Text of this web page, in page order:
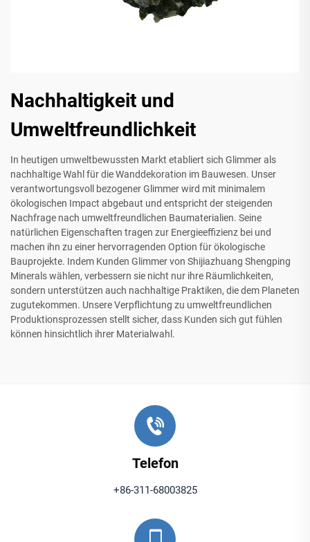
Nachhaltigkeit und
Umweltfreundlichkeit
In heutigen umweltbewussten Markt etabliert sich Glimmer als
nachhaltige Wahl für die Wanddekoration im Bauwesen. Unser
verantwortungsvoll bezogener Glimmer wird mit minimalem
ökologischen Impact abgebaut und entspricht der steigenden
Nachfrage nach umweltfreundlichen Baumaterialien. Seine
natürlichen Eigenschaften tragen zur Energieeffizienz bei und
machen ihn zu einer hervorragenden Option für ökologische
Bauprojekte. Indem Kunden Glimmer von Shijiazhuang Shengping
Minerals wählen, verbessern sie nicht nur ihre Räumlichkeiten,
sondern unterstützen auch nachhaltige Praktiken, die dem Planeten
zugutekommen. Unsere Verpflichtung zu umweltfreundlichen
Produktionsprozessen stellt sicher, dass Kunden sich gut fühlen
können hinsichtlich ihrer Materialwahl.
Telefon
+86-311-68003825